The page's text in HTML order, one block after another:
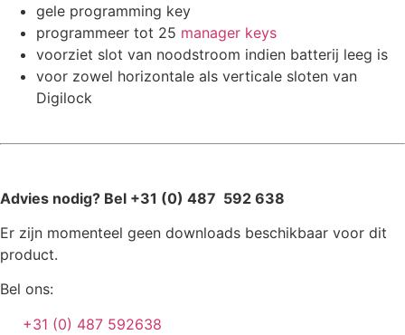
gele programming key
programmeer tot 25 manager keys
voorziet slot van noodstroom indien batterij leeg is
voor zowel horizontale als verticale sloten van
Digilock
Advies nodig? Bel +31 (0) 487 592 638
Er zijn momenteel geen downloads beschikbaar voor dit
product.
Bel ons:
+31 (0) 487 592638